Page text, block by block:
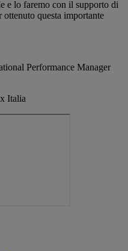
e lo faremo con il supporto di
questa importante
Performance Manager
Italia